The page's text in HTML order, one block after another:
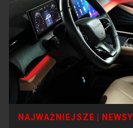
NAJWAŻNIEJSZE NEWSY